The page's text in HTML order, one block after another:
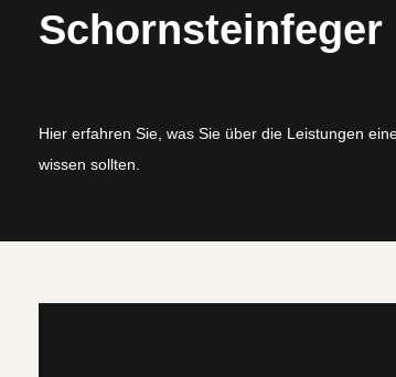
Schornsteinfeger
Hier erfahren Sie, was Sie über die Leistungen
wissen sollten.